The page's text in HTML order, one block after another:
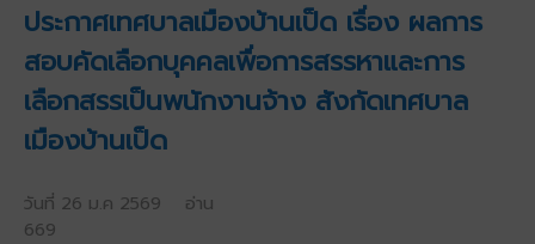
ประกาศเทศบาลเมืองบ้านเป็ด เรื่อง ผลการ
สอบคัดเลือกบุคคลเพื่อการสรรหาและการ
เลือกสรรเป็นพนักงานจ้าง สังกัดเทศบาล
เมืองบ้านเป็ด
วันที่ 26 ม.ค 2569 อ่าน
669